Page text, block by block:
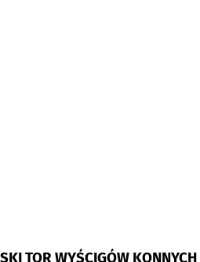
TOR WYŚCIGÓW KONNYCH